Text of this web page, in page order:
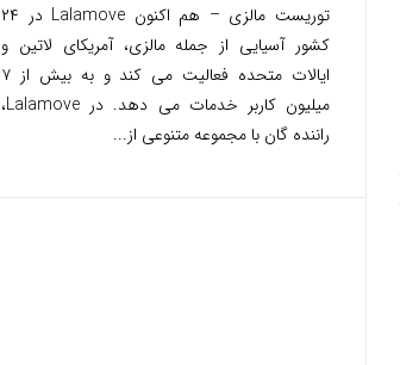
توریست مالزی – هم اکنون Lalamove در ۲۴
کشور آسیایی از جمله مالزی، آمریکای لاتین و
ایالات متحده فعالیت می کند و به بیش از ۷
میلیون کاربر خدمات می دهد. در Lalamove،
راننده گان با مجموعه متنوعی از...